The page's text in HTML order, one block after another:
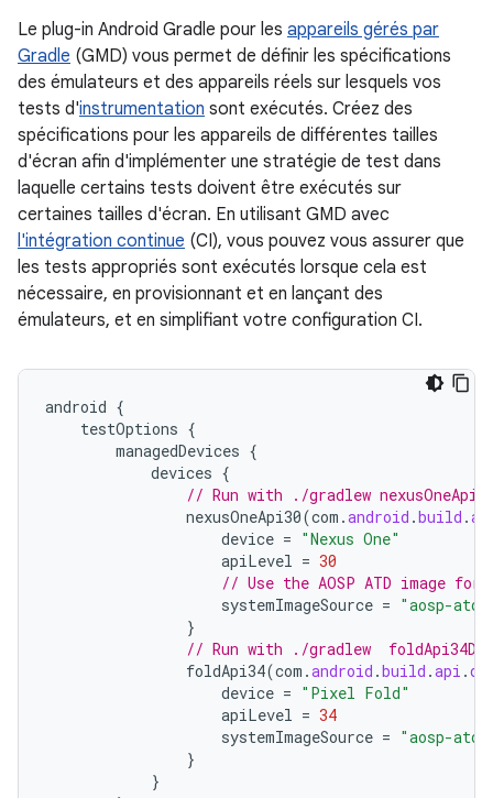
Le plug-in Android Gradle pour les appareils gérés par
Gradle (GMD) vous permet de définir les spécifications
des émulateurs et des appareils réels sur lesquels vos
tests d'instrumentation sont exécutés. Créez des
spécifications pour les appareils de différentes tailles
d'écran afin d'implémenter une stratégie de test dans
laquelle certains tests doivent être exécutés sur
certaines tailles d'écran. En utilisant GMD avec
l'intégration continue (CI), vous pouvez vous assurer que
les tests appropriés sont exécutés lorsque cela est
nécessaire, en provisionnant et en lançant des
émulateurs, et en simplifiant votre configuration CI.
android {
testOptions {
managedDevices {
devices {
// Run with ./gradlew
nexusOneApi30(com .android .build .
device = "Nexus One"
apiLevel = 30
// Use the AOSP ATD image
systemImageSource = "aosp-atd"
}
// Run with ./gradlew
foldApi34(com .android .build .api .
device = "Pixel Fold"
apiLevel = 34
systemImageSource = "aosp-atd"
}
}